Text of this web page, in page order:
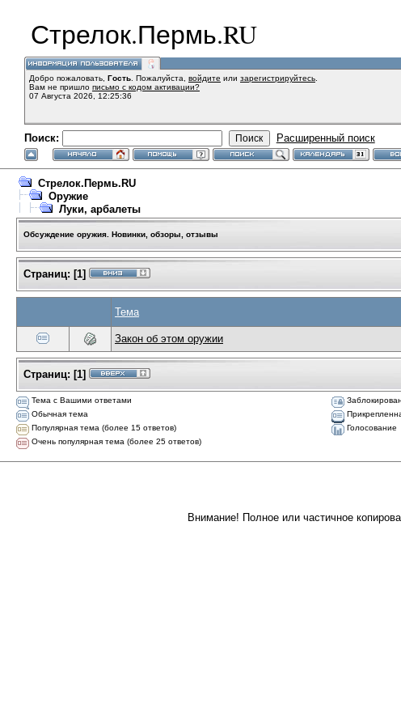
Стрелок.Пермь.RU
Добро пожаловать, Гость . Пожалуйста, войдите или зарегистрируйтесь
Вам не пришло письмо с кодом активации?
07 Августа 2026, 12:25:36
Поиск: Расширенный поиск
Стрелок.Пермь.RU
Оружие
Луки, арбалеты
Обсуждение оружия. Новинки, обзоры, отзывы
Страниц: [1]
Тема
Закон об этом оружии
Страниц: [1]
Тема с Вашими ответами
Обычная тема
Популярная тема (более 15 ответов)
Очень популярная тема (более 25 ответов)
Голосование
Внимание! Полное или частичное